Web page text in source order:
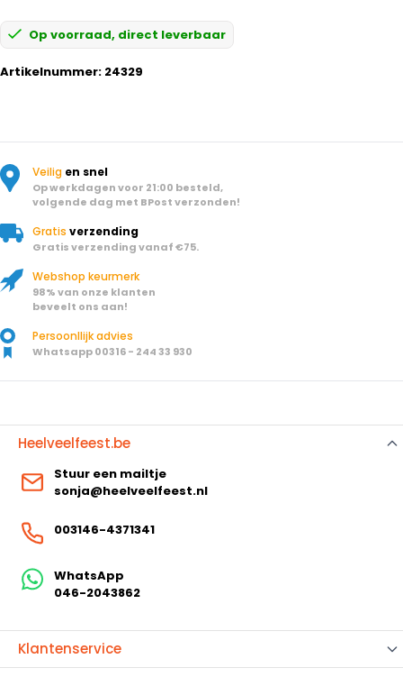
Op voorraad, direct leverbaar
Artikelnummer: 24329
Veilig en snel
Op werkdagen voor 21:00 besteld,
volgende dag met BPost verzonden!
Gratis verzending
Gratis verzending vanaf €75.
Webshop keurmerk
98% van onze klanten
beveelt ons aan!
Persoonllijk advies
Whatsapp 00316 - 244 33 930
Klantenservice
Heelveelfeest.be
Stuur een mailtje
sonja@heelveelfeest.nl
003146-4371341
WhatsApp
046-2043862